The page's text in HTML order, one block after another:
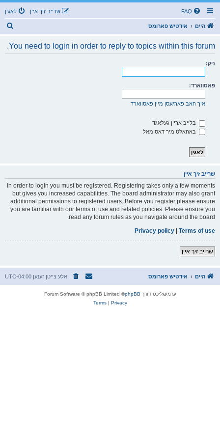
FAQ לאגין שרייב זיך איין
היים אידטיש פארומס
You need to login in order to reply to topics within this forum.
ניק:
פאסווארד:
איך האב פארגעסן מיין פאסווארד
בלייב אריין געלאגד
באהאלט מיר דאס מאל
שרייב זיך איין
In order to login you must be registered. Registering takes only a few moments
but gives you increased capabilities. The board administrator may also grant
additional permissions to registered users. Before you register please ensure
you are familiar with our terms of use and related policies. Please ensure you
read any forum rules as you navigate around the board.
Terms of use
|
Privacy policy
שרייב זיך איין
היים אידטיש פארומס אלע צייטן זענען UTC-04:00
ערמעגליכט דורך phpBB
® Forum Software © phpBB Limited
Privacy
|
Terms